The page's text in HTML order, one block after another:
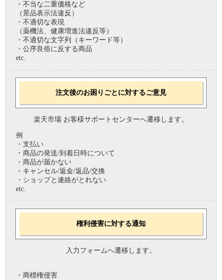
・不当な二重価格など
（景品表示法違反）
・不適切な表現
（薬機法、健康増進法違反等）
・不適切な文字列（キーワード等）
・公序良俗に反する商品
etc.
注文後のお困りごとに対するご意見
楽天市場 お客様サポートセンターへ遷移します。
例
・支払い
・商品の発送/到着日時について
・商品が届かない
・キャンセル/返金/返品/交換
・ショップと連絡がとれない
etc.
権利侵害に対する通知
入力フォームへ遷移します。
・商標権侵害